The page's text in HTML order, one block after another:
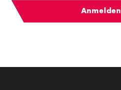
Anmelden